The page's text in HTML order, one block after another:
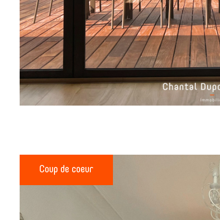
sur ce bien
Coup de coeur